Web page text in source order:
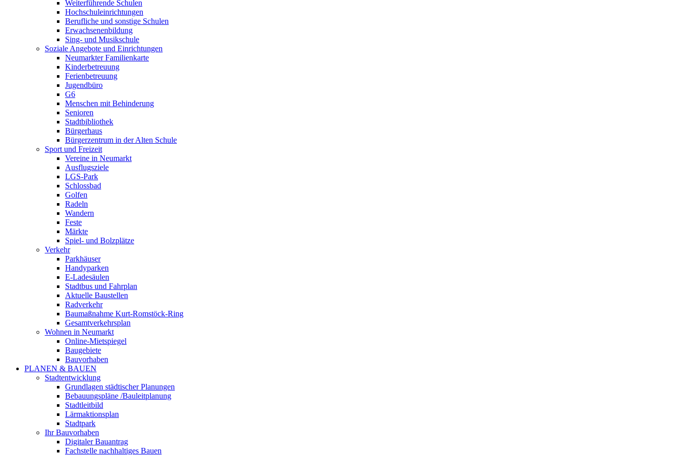
Weiterführende Schulen
Hochschuleinrichtungen
Berufliche und sonstige Schulen
Erwachsenenbildung
Sing- und Musikschule
Soziale Angebote und Einrichtungen
Neumarkter Familienkarte
Kinderbetreuung
Ferienbetreuung
Jugendbüro
G6
Menschen mit Behinderung
Senioren
Stadtbibliothek
Bürgerhaus
Bürgerzentrum in der Alten Schule
Sport und Freizeit
Vereine in Neumarkt
Ausflugsziele
LGS-Park
Schlossbad
Golfen
Radeln
Wandern
Feste
Märkte
Spiel- und Bolzplätze
Verkehr
Parkhäuser
Handyparken
E-Ladesäulen
Stadtbus und Fahrplan
Aktuelle Baustellen
Radverkehr
Baumaßnahme Kurt-Romstöck-Ring
Gesamtverkehrsplan
Wohnen in Neumarkt
Online-Mietspiegel
Baugebiete
Bauvorhaben
PLANEN & BAUEN
Stadtentwicklung
Grundlagen städtischer Planungen
Bebauungspläne /Bauleitplanung
Stadtleitbild
Lärmaktionsplan
Stadtpark
Ihr Bauvorhaben
Digitaler Bauantrag
Fachstelle nachhaltiges Bauen